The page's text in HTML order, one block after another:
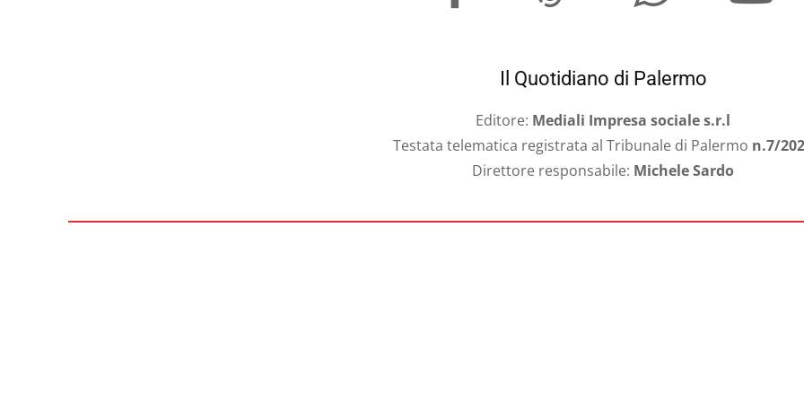
Il Quotidiano di Palermo
Editore: Mediali Impresa sociale s.r.l
Testata telematica registrata al Tribunale di Palermo n.7/
Direttore responsabile: Michele Sardo